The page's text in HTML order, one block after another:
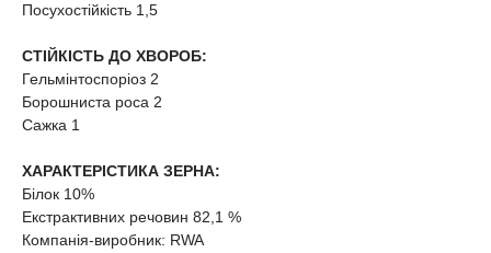
Посухостійкість 1,5
СТІЙКІСТЬ ДО ХВОРОБ:
Гельмінтоспоріоз 2
Борошниста роса 2
Сажка 1
ХАРАКТЕРІСТИКА ЗЕРНА:
Білок 10%
Екстрактивних речовин 82,1 %
Компанія-виробник: RWA